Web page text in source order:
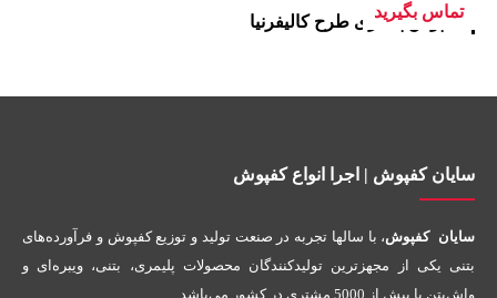
تماس بگیرید
کفپوش پلیمری طرح کالیفرنیا
سایان کفپوش | اجرا انواع کفپوش
سایان کفپوش، با سالها تجربه در صنعت تولید و توزیع کفپوش و فرآورده‌های
بتنی یکی از مجهزترین تولیدکنندگان محصولات پلیمری، بتنی، ویبره‌ای و
واش‌بتن با بیش از 5000 مشتری در کشور می‌باشد.